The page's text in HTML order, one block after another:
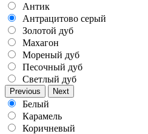
Антик
Антрацитово серый
Золотой дуб
Махагон
Мореный дуб
Песочный дуб
Светлый дуб
Previous Next
Белый
Карамель
Коричневый